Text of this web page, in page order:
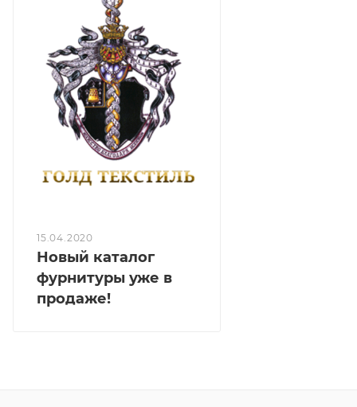
потока солнечных лучей.
15.04.2020
Новый каталог
фурнитуры уже в
продаже!